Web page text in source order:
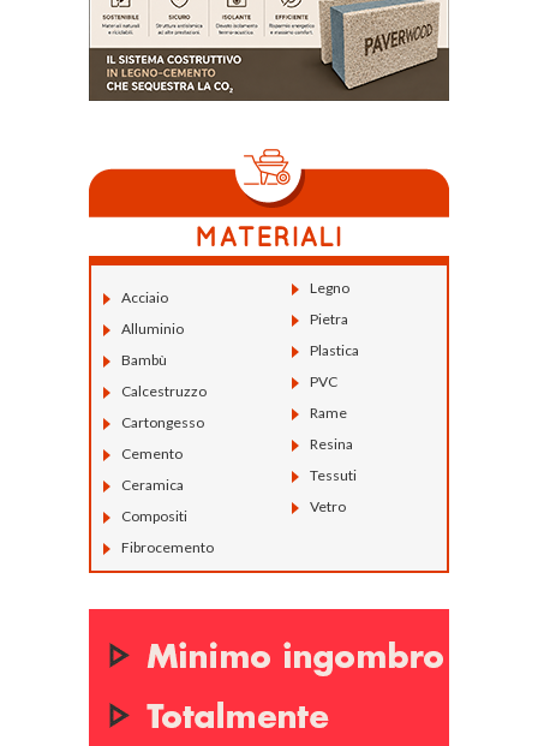
Acciaio
Alluminio
Bambù
Calcestruzzo
Cartongesso
Cemento
Ceramica
Compositi
Fibrocemento
Legno
Pietra
Plastica
PVC
Rame
Resina
Tessuti
Vetro